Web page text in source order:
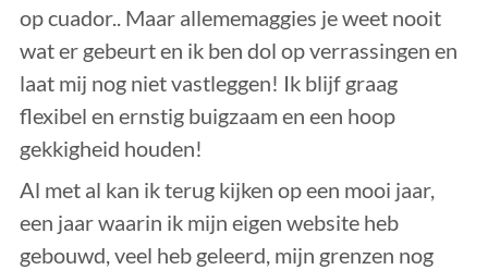
op cuador.. Maar allememaggies je weet nooit
wat er gebeurt en ik ben dol op verrassingen en
laat mij nog niet vastleggen! Ik blijf graag
flexibel en ernstig buigzaam en een hoop
gekkigheid houden!
Al met al kan ik terug kijken op een mooi jaar,
een jaar waarin ik mijn eigen website heb
gebouwd, veel heb geleerd, mijn grenzen nog